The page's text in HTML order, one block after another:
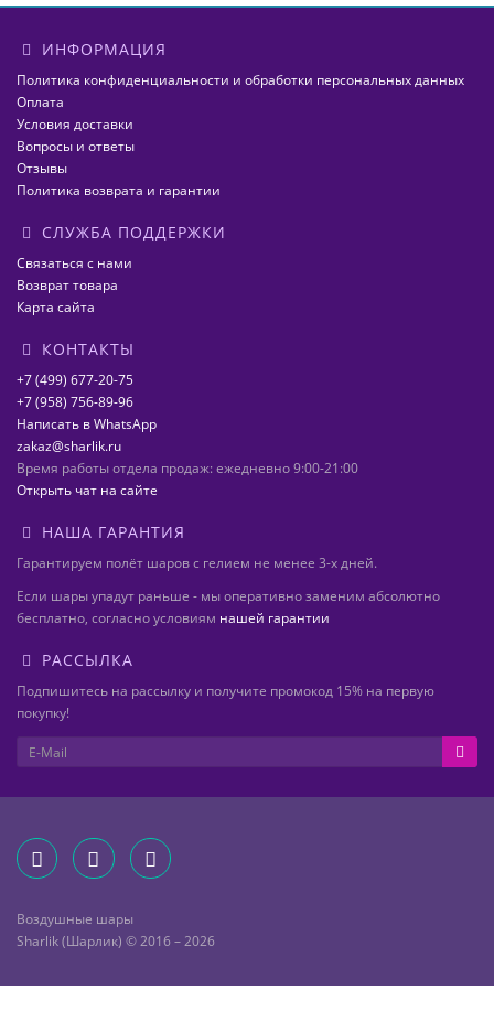
ИНФОРМАЦИЯ
Политика конфиденциальности и обработки персональных данных
Оплата
Условия доставки
Вопросы и ответы
Отзывы
Политика возврата и гарантии
СЛУЖБА ПОДДЕРЖКИ
Связаться с нами
Возврат товара
Карта сайта
КОНТАКТЫ
+7 (499) 677-20-75
+7 (958) 756-89-96
Написать в WhatsApp
zakaz@sharlik.ru
Время работы отдела продаж: ежедневно 9:00-21:00
Открыть чат на сайте
НАША ГАРАНТИЯ
Гарантируем полёт шаров с гелием не менее 3-х дней.
Если шары упадут раньше - мы оперативно заменим абсолютно
бесплатно, согласно условиям нашей гарантии
РАССЫЛКА
Подпишитесь на рассылку и получите промокод 15% на первую
покупку!
Воздушные шары
Sharlik (Шарлик) © 2016 – 2026